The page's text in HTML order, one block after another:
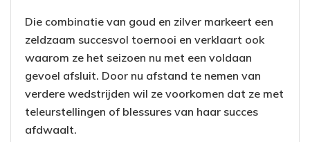
Die combinatie van goud en zilver markeert een
zeldzaam succesvol toernooi en verklaart ook
waarom ze het seizoen nu met een voldaan
gevoel afsluit. Door nu afstand te nemen van
verdere wedstrijden wil ze voorkomen dat ze met
teleurstellingen of blessures van haar succes
afdwaalt.